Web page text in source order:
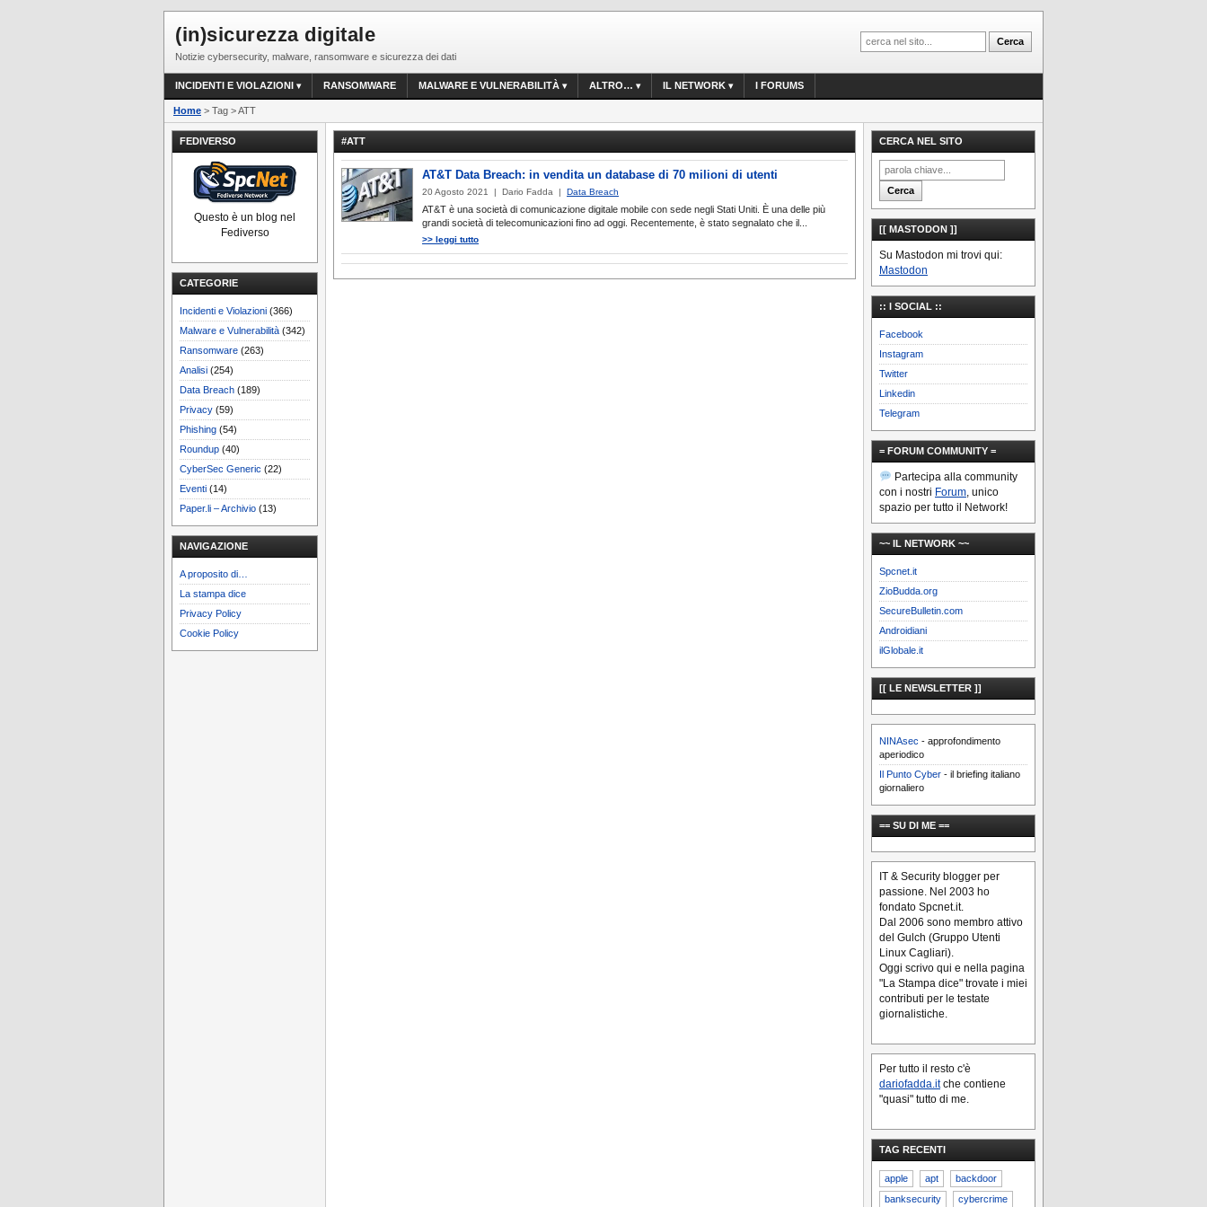
(in)sicurezza digitale
Notizie cybersecurity, malware, ransomware e sicurezza dei dati
INCIDENTI E VIOLAZIONI RANSOMWARE MALWARE E VULNERABILITÀ ALTRO… IL NETWORK I FORUMS
Home > Tag > ATT
FEDIVERSO
Questo è un blog nel
Fediverso
CATEGORIE
Incidenti e Violazioni (366)
Malware e Vulnerabilità (342)
Ransomware (263)
Analisi (254)
Data Breach (189)
Privacy (59)
Phishing (54)
Roundup (40)
CyberSec Generic (22)
Eventi (14)
Paper.li – Archivio (13)
NAVIGAZIONE
A proposito di…
La stampa dice
Privacy Policy
Cookie Policy
#ATT
AT&T Data Breach: in vendita un database di 70 milioni di utenti
20 Agosto 2021 | Dario Fadda | Data Breach
AT&T è una società di comunicazione digitale mobile con sede negli Stati Uniti. È una delle più
grandi società di telecomunicazioni fino ad oggi. Recentemente, è stato segnalato che il...
>> leggi tutto
CERCA NEL SITO
[[ MASTODON ]]
Su Mastodon mi trovi qui:
Mastodon
:: I SOCIAL ::
Facebook
Instagram
Twitter
Linkedin
Telegram
= FORUM COMMUNITY =
Partecipa alla community
con i nostri Forum, unico
spazio per tutto il Network!
~~ IL NETWORK ~~
Spcnet.it
ZioBudda.org
SecureBulletin.com
Androidiani
ilGlobale.it
[[ LE NEWSLETTER ]]
NINAsec - approfondimento
aperiodico
Il Punto Cyber - il briefing italiano
giornaliero
== SU DI ME ==
IT & Security blogger per
passione. Nel 2003 ho
fondato Spcnet.it.
Dal 2006 sono membro attivo
del Gulch (Gruppo Utenti
Linux Cagliari).
Oggi scrivo qui e nella pagina
"La Stampa dice" trovate i miei
contributi per le testate
giornalistiche.
Per tutto il resto c'è
dariofadda.itche contiene
"quasi" tutto di me.
TAG RECENTI
apple apt
backdoor
banksecurity
cybercrime